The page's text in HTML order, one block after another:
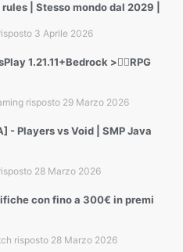
| Stesso mondo dal 2029 |
3 Aprile 2026
1.21.11+Bedrock >🐦‍🔥RPG
29 Marzo 2026
- Players vs Void | SMP Java
28 Marzo 2026
con fino a 300€ in premi
28 Marzo 2026